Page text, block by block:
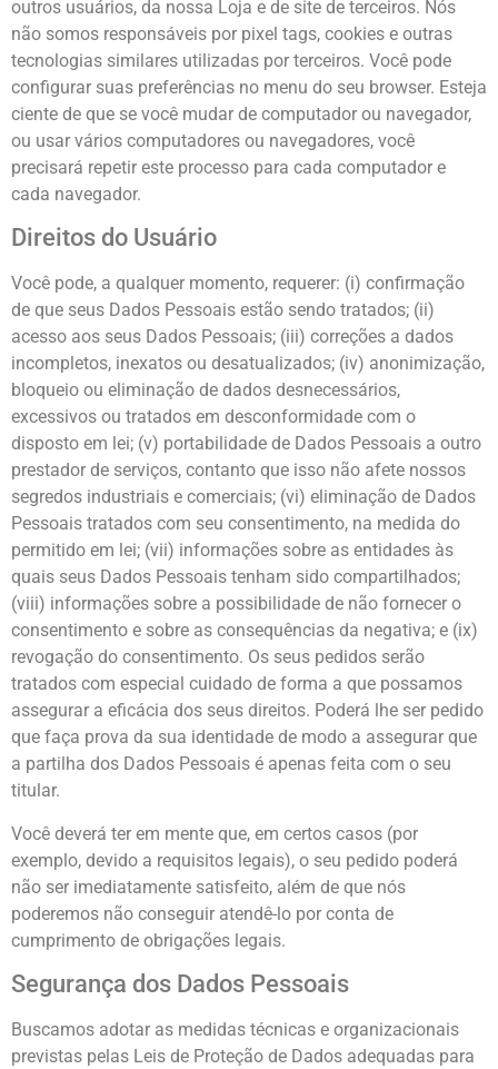
outros usuários, da nossa Loja e de site de terceiros. Nós
não somos responsáveis por pixel tags, cookies e outras
tecnologias similares utilizadas por terceiros. Você pode
configurar suas preferências no menu do seu browser. Esteja
ciente de que se você mudar de computador ou navegador,
ou usar vários computadores ou navegadores, você
precisará repetir este processo para cada computador e
cada navegador.
Direitos do Usuário
Você pode, a qualquer momento, requerer: (i) confirmação
de que seus Dados Pessoais estão sendo tratados; (ii)
acesso aos seus Dados Pessoais; (iii) correções a dados
incompletos, inexatos ou desatualizados; (iv) anonimização,
bloqueio ou eliminação de dados desnecessários,
excessivos ou tratados em desconformidade com o
disposto em lei; (v) portabilidade de Dados Pessoais a outro
prestador de serviços, contanto que isso não afete nossos
segredos industriais e comerciais; (vi) eliminação de Dados
Pessoais tratados com seu consentimento, na medida do
permitido em lei; (vii) informações sobre as entidades às
quais seus Dados Pessoais tenham sido compartilhados;
(viii) informações sobre a possibilidade de não fornecer o
consentimento e sobre as consequências da negativa; e (ix)
revogação do consentimento. Os seus pedidos serão
tratados com especial cuidado de forma a que possamos
assegurar a eficácia dos seus direitos. Poderá lhe ser pedido
que faça prova da sua identidade de modo a assegurar que
a partilha dos Dados Pessoais é apenas feita com o seu
titular.
Você deverá ter em mente que, em certos casos (por
exemplo, devido a requisitos legais), o seu pedido poderá
não ser imediatamente satisfeito, além de que nós
poderemos não conseguir atendê-lo por conta de
cumprimento de obrigações legais.
Segurança dos Dados Pessoais
Buscamos adotar as medidas técnicas e organizacionais
previstas pelas Leis de Proteção de Dados adequadas para